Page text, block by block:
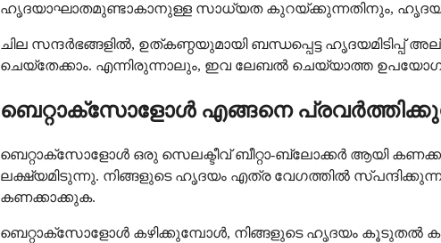
ഹൃദയാഘാതമുണ്ടാകാനുള്ള സാധ്യത കുറയ്ക്കുന്നതിനും,
ചില സന്ദർഭങ്ങളിൽ, ഉത്കണ്ഠയുമായി ബന്ധപ്പെട്ട
ചെയ്തേക്കാം. എന്നിരുന്നാലും, ഇവ ലേബൽ ചെയ്യാത്ത
ബെറ്റാക്സോളോൾ എങ്ങനെ
ബെറ്റാക്സോളോൾ ഒരു സെലക്ടീവ് ബീറ്റാ-ബ്ലോക്കർ ആയി
ലക്ഷ്യമിടുന്നു. നിങ്ങളുടെ ഹൃദയം എത്ര വേഗത്തിൽ
കണക്കാക്കുക.
ബെറ്റാക്സോളോൾ കഴിക്കുമ്പോൾ, നിങ്ങളുടെ ഹൃദയം കൂടുതൽ